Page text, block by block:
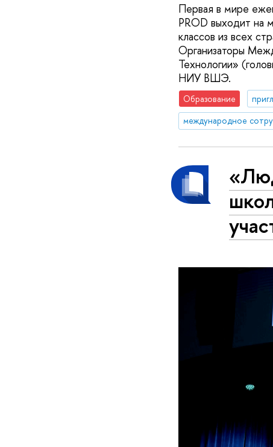
Первая в мире
PROD выходит на
классов из всех
Организаторы
Технологии»
НИУ ВШЭ.
Образование
международное